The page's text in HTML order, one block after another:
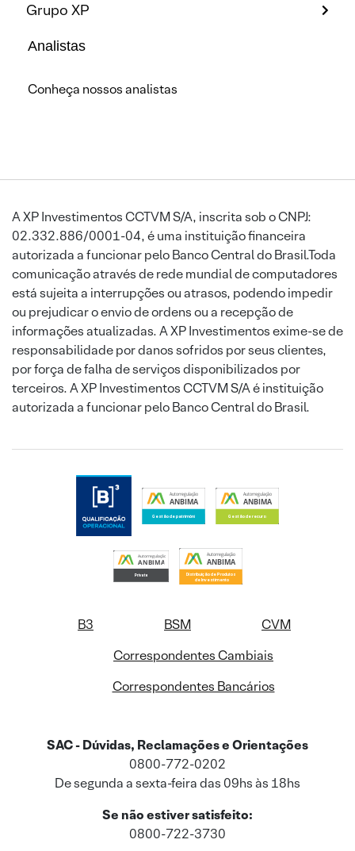
Grupo XP
Analistas
Conheça nossos analistas
A XP Investimentos CCTVM S/A, inscrita sob o CNPJ:
02.332.886/0001-04, é uma instituição financeira
autorizada a funcionar pelo Banco Central do Brasil.Toda
comunicação através de rede mundial de computadores
está sujeita a interrupções ou atrasos, podendo impedir
ou prejudicar o envio de ordens ou a recepção de
informações atualizadas. A XP Investimentos exime-se de
responsabilidade por danos sofridos por seus clientes,
por força de falha de serviços disponibilizados por
terceiros. A XP Investimentos CCTVM S/A é instituição
autorizada a funcionar pelo Banco Central do Brasil.
B3 BSM
CVM
Correspondentes Cambiais
Correspondentes Bancários
SAC - Dúvidas, Reclamações e Orientações
0800-772-0202
De segunda a sexta-feira das 09hs às 18hs
Se não estiver satisfeito:
0800-722-3730